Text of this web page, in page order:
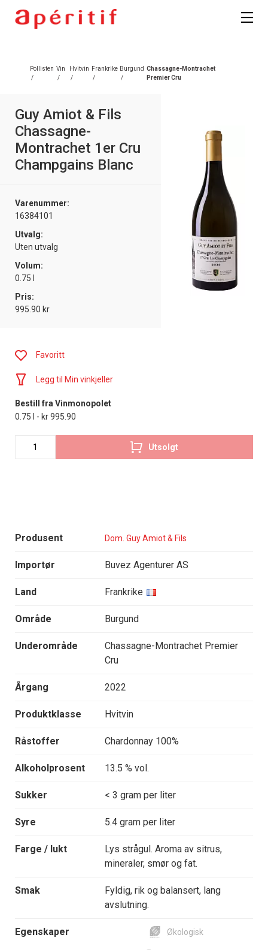
Pollisten
/
Vin
/
Hvitvin
/
Frankrike
/
Burgund
/
Chassagne-Montrachet
Premier Cru
Guy Amiot & Fils
Chassagne-
Montrachet 1er Cru
Champgains Blanc
Varenummer:
16384101
Utvalg:
Uten utvalg
Volum:
0.75 l
Pris:
995.90 kr
Produsent Dom. Guy Amiot & Fils
Importør Buvez Agenturer AS
Land Frankrike
Område Burgund
Underområde
Chassagne-Montrachet Premier
Cru
Årgang 2022
Produktklasse Hvitvin
Råstoffer Chardonnay 100%
Alkoholprosent 13.5 % vol.
Sukker < 3 gram per liter
Syre 5.4 gram per liter
Farge / lukt
Lys strågul. Aroma av sitrus,
mineraler, smør og fat.
Smak
Fyldig, rik og balansert, lang
avslutning.
Egenskaper Økologisk
Favoritt
Legg til Min vinkjeller
Bestill fra Vinmonopolet
0.75 l - kr 995.90
Utsolgt